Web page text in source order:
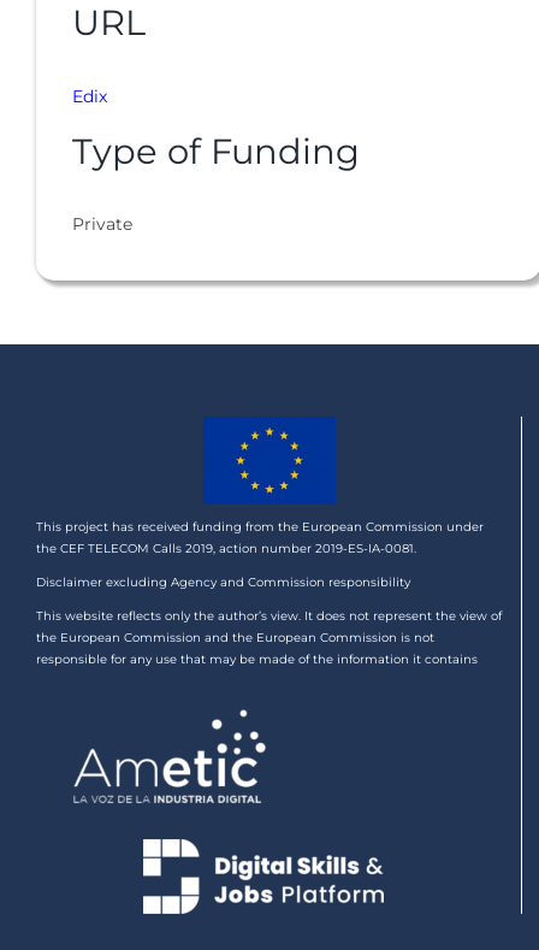
URL
Edix
Type of Funding
Private
This project has received funding from the European Commission under
the CEF TELECOM Calls 2019, action number 2019-ES-IA-0081.
Disclaimer excluding Agency and Commission responsibility
This website reflects only the author’s view. It does not represent the view of
the European Commission and the European Commission is not
responsible for any use that may be made of the information it contains